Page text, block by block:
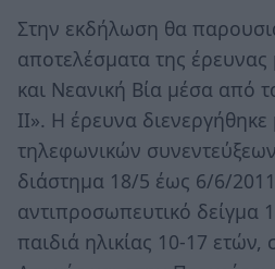
Στην εκδήλωση θα
αποτελέσματα της έρευνας
και Νεανική Βία μέσα από
ΙΙ». Η έρευνα
τηλεφωνικών
διάστημα 18/5 έως 6/6/
αντιπροσωπευτικό δείγμα
παιδιά ηλικίας 10-17 ετών,